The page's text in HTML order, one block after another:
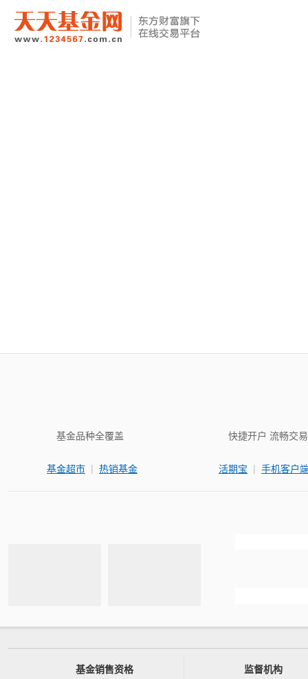
基金品种全覆盖
基金超市 | 热销基金
快捷开户 流畅交易
活期宝 | 手机客户
基金销售资格 监督机构